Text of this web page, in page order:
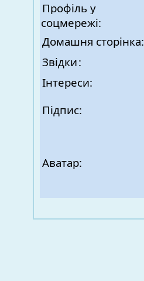
Профіль у
соцмережі:
Домашня сторінка:
Звідки:
Інтереси:
Підпис:
Аватар: